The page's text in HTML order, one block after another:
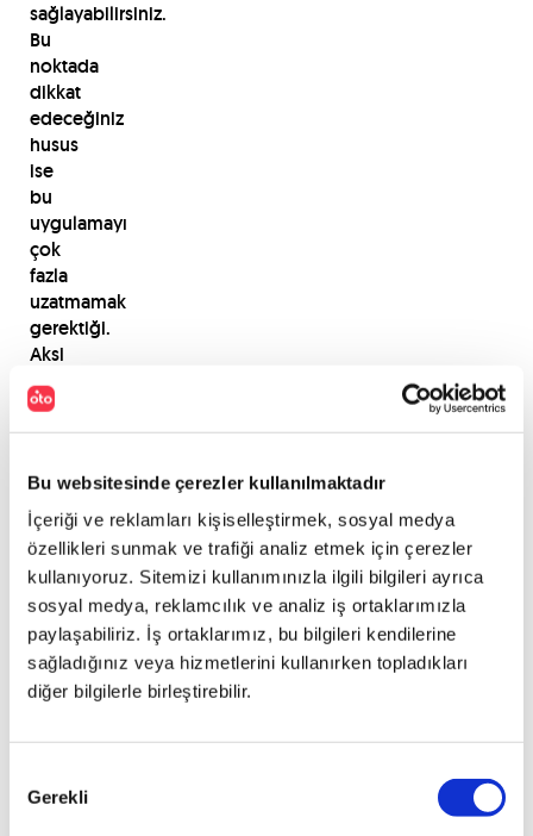
Bu websitesinde çerezler kullanılmaktadır
İçeriği ve reklamları kişiselleştirmek, sosyal medya
özellikleri sunmak ve trafiği analiz etmek için çerezler
kullanıyoruz. Sitemizi kullanımınızla ilgili bilgileri ayrıca
sosyal medya, reklamcılık ve analiz iş ortaklarımızla
paylaşabiliriz. İş ortaklarımız, bu bilgileri kendilerine
sağladığınız veya hizmetlerini kullanırken topladıkları
diğer bilgilerle birleştirebilir.
Seçimi
Gerekli
sağlayabilirsiniz.
Bu
noktada
dikkat
edeceğiniz
husus
ise
bu
uygulamayı
çok
fazla
uzatmamak
gerektiği.
Aksi
halde
arabanızın
boyasına
vermeniz
kaçınılmaz
olacaktır.
Sürtmeler
sonucunda
oluşan
çizikler
istemsizce
ve